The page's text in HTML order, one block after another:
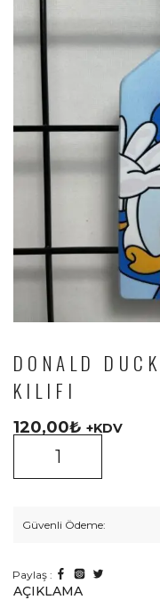
DONALD
KILIFI
120,00₺ +KDV
Güvenli Ödeme:
Paylaş :
AÇIKLAMA